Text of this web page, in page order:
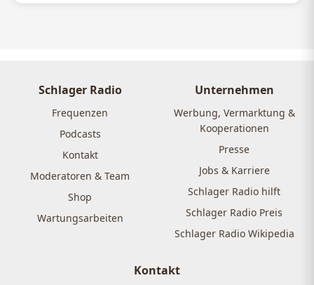
Schlager Radio
Frequenzen
Podcasts
Kontakt
Moderatoren & Team
Shop
Wartungsarbeiten
Unternehmen
Werbung, Vermarktung &
Kooperationen
Presse
Jobs & Karriere
Schlager Radio hilft
Schlager Radio Preis
Schlager Radio Wikipedia
Kontakt